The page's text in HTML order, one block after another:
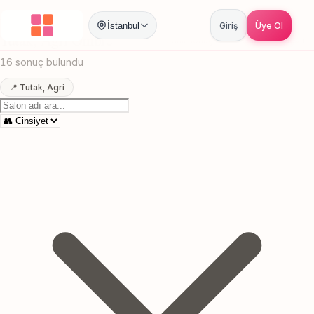
İstanbul Giriş Üye Ol
Anasayfa / Agri Tutak Ombre
Tutak, Agri Ombre
16 sonuç bulundu
📍 Tutak, Agri
Canlı sonuçlar Online randevu